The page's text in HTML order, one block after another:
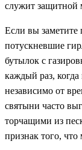
служит защитной
Если вы
потускневшие
бутылок с
каждый раз,
независимо от
святыни часто
торчащими из
признак того,